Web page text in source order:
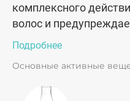
комплексного
волос и
Подробнее
Основные активные